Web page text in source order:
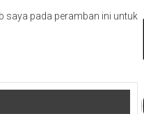
saya pada peramban ini untuk